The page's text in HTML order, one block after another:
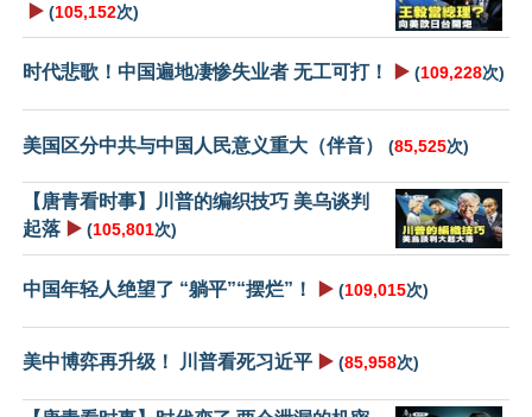
▶️ (105,152次)
时代悲歌！中国遍地凄惨失业者 无工可打！ ▶️ (109,228次)
美国区分中共与中国人民意义重大（伴音） (85,525次)
【唐青看时事】川普的编织技巧 美乌谈判
起落 ▶️ (105,801次)
中国年轻人绝望了 “躺平”“摆烂”！ ▶️ (109,015次)
美中博弈再升级！ 川普看死习近平 ▶️ (85,958次)